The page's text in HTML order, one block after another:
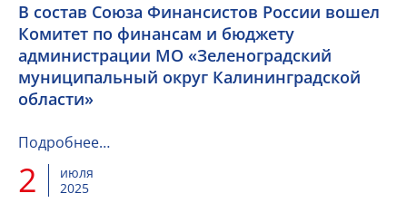
В состав Союза Финансистов России вошел
Комитет по финансам и бюджету
администрации МО «Зеленоградский
муниципальный округ Калининградской
области»
Подробнее…
2
июля
2025